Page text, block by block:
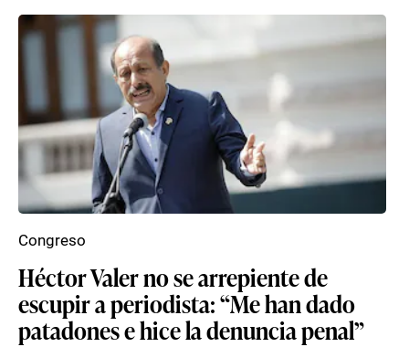
Héctor Valer no se arrepiente de
escupir a periodista: “Me han dado
patadones e hice la denuncia penal”
Congreso